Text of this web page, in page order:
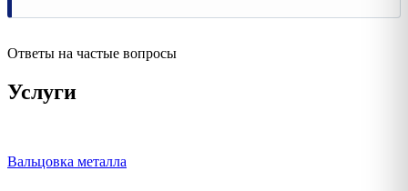
Ответы на частые вопросы
Услуги
Вальцовка металла